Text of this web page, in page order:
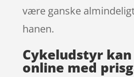
være ganske
hanen.
Cykeludstyr
online med